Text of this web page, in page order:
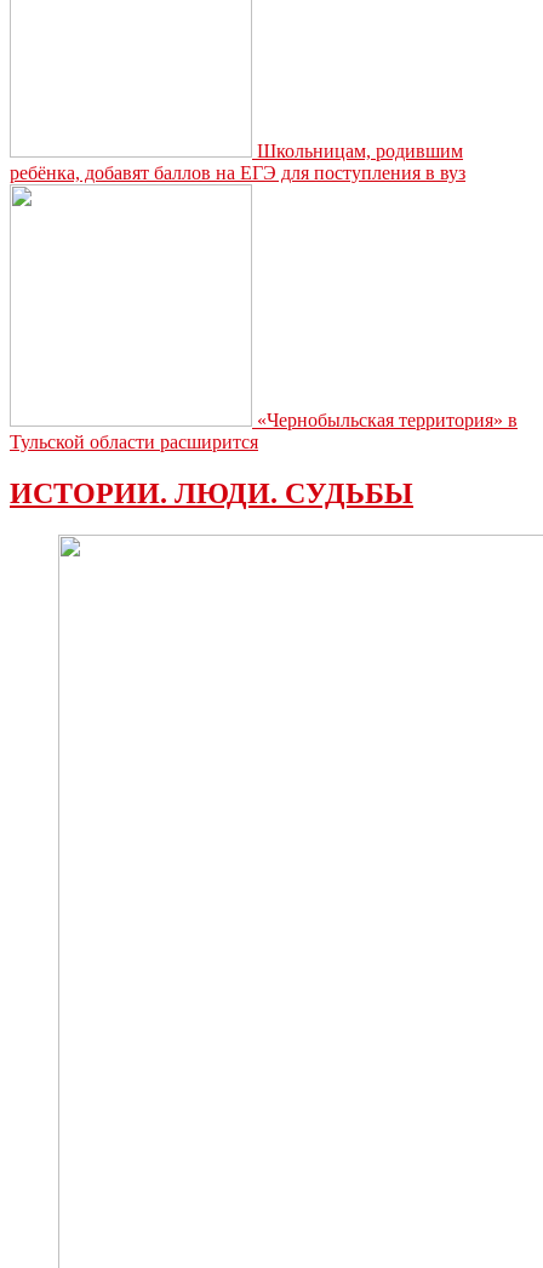
Школьницам, родившим
ребёнка, добавят баллов на ЕГЭ для поступления в вуз
«Чернобыльская территория» в
Тульской области расширится
ИСТОРИИ. ЛЮДИ. СУДЬБЫ